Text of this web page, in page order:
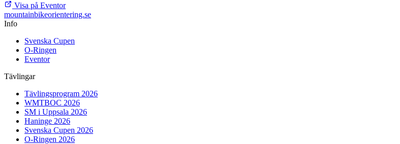
Visa på Eventor
mountainbikeorientering.se
Info
Svenska Cupen
O-Ringen
Eventor
Tävlingar
Tävlingsprogram 2026
WMTBOC 2026
SM i Uppsala 2026
Haninge 2026
Svenska Cupen 2026
O-Ringen 2026